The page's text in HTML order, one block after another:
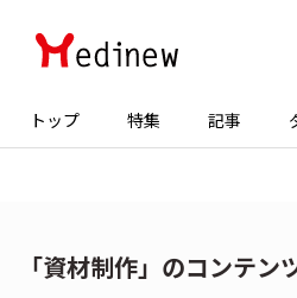
トップ 特集 記事
「資材制作」のコンテン